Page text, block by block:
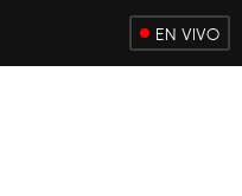
EN VIVO